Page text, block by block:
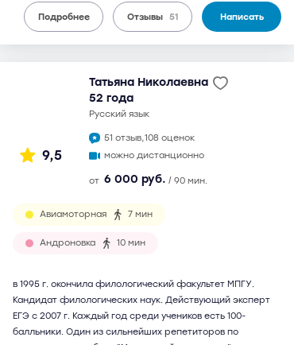
Подробнее Отзывы 51 Написать
9,5
Татьяна Николаевна
52 года
русский язык
51 отзыв,108 оценок
можно дистанционно
от 6 000 руб. / 90 мин.
Авиамоторная 7 мин
Андроновка 10 мин
в 1995 г. окончила филологический факультет МПГУ.
Кандидат филологических наук. Действующий эксперт
ЕГЭ с 2007 г. Каждый год среди учеников есть 100-
балльники. Один из сильнейших репетиторов по